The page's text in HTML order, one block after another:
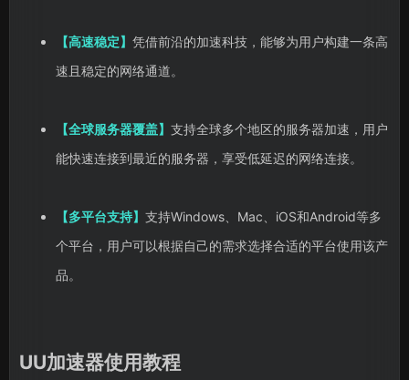
【高速稳定】 凭借前沿的加速科技，能够为用户构建一条高
速且稳定的网络通道。
【全球服务器覆盖】 支持全球多个地区的服务器加速，用户
能快速连接到最近的服务器，享受低延迟的网络连接。
【多平台支持】 支持Windows、Mac、iOS和Android等多
个平台，用户可以根据自己的需求选择合适的平台使用该产
品。
UU加速器使用教程